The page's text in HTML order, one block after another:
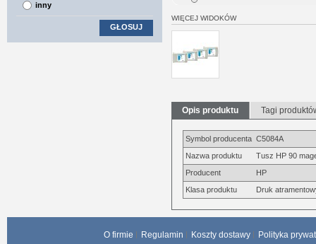
WIĘCEJ WIDOKÓW
Opis produktu Tagi
Symbol producenta C5084A
Nazwa produktu
Tusz HP 90
Producent
HP
Klasa produktu
Druk
inny
GŁOSUJ
O firmie Regulamin Koszty dostawy Polityka